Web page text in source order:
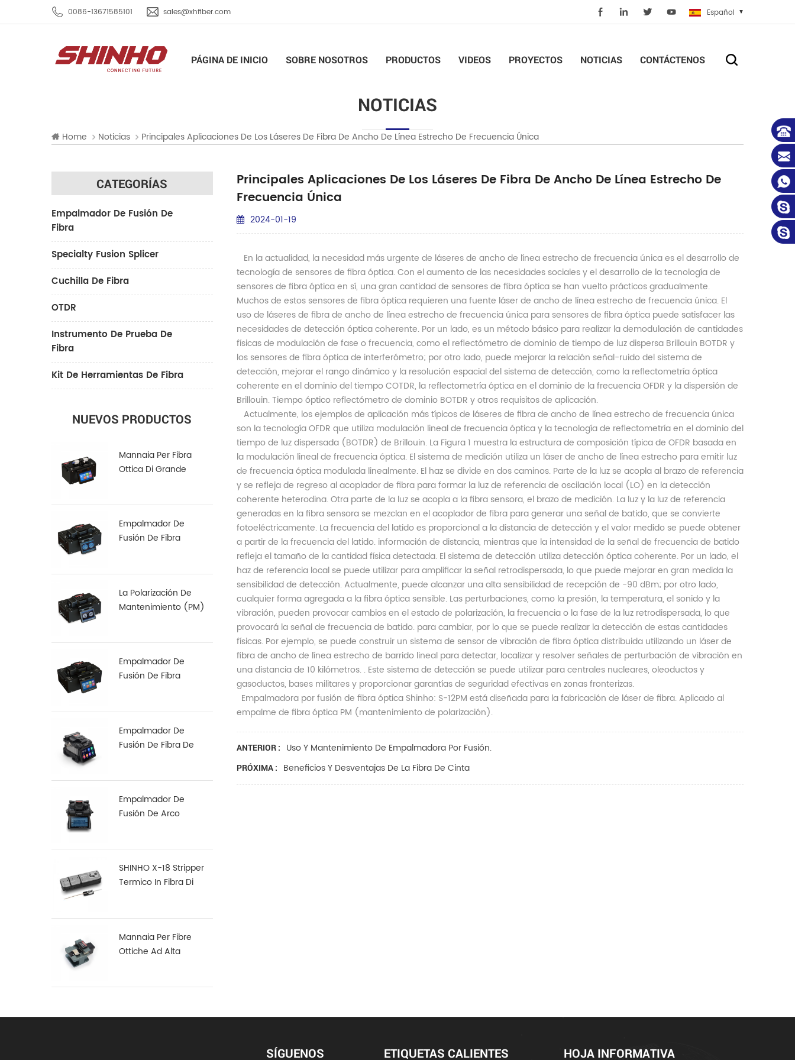
0086-13671585101 sales@xhfiber.com Español
PÁGINA DE INICIO SOBRE NOSOTROS PRODUCTOS VIDEOS PROYECTOS NOTICIAS CONTÁCTENOS
NOTICIAS
Home Noticias Principales Aplicaciones De Los Láseres De Fibra De Ancho De Línea Estrecho De Frecuencia Única
CATEGORÍAS
Empalmador De Fusión De
Fibra
Specialty Fusion Splicer
Cuchilla De Fibra
OTDR
Instrumento De Prueba De
Fibra
Kit De Herramientas De Fibra
NUEVOS PRODUCTOS
Mannaia Per Fibra
Ottica Di Grande
Empalmador De
Fusión De Fibra
La Polarización De
Mantenimiento (PM)
Empalmador De
Fusión De Fibra
Empalmador De
Fusión De Fibra De
Empalmador De
Fusión De Arco
SHINHO X-18 Stripper
Termico In Fibra Di
Mannaia Per Fibre
Ottiche Ad Alta
Principales Aplicaciones De Los Láseres De Fibra De Ancho De Línea Estrecho De
Frecuencia Única
2024-01-19
En la actualidad, la necesidad más urgente de láseres de ancho de línea estrecho de frecuencia única es el desarrollo de
tecnología de sensores de fibra óptica. Con el aumento de las necesidades sociales y el desarrollo de la tecnología de
sensores de fibra óptica en sí, una gran cantidad de sensores de fibra óptica se han vuelto prácticos gradualmente.
Muchos de estos sensores de fibra óptica requieren una fuente láser de ancho de línea estrecho de frecuencia única. El
uso de láseres de fibra de ancho de línea estrecho de frecuencia única para sensores de fibra óptica puede satisfacer las
necesidades de detección óptica coherente. Por un lado, es un método básico para realizar la demodulación de cantidades
físicas de modulación de fase o frecuencia, como el reflectómetro de dominio de tiempo de luz dispersa Brillouin BOTDR y
los sensores de fibra óptica de interferómetro; por otro lado, puede mejorar la relación señal-ruido del sistema de
detección, mejorar el rango dinámico y la resolución espacial del sistema de detección, como la reflectometría óptica
coherente en el dominio del tiempo COTDR, la reflectometría óptica en el dominio de la frecuencia OFDR y la dispersión de
Brillouin. Tiempo óptico reflectómetro de dominio BOTDR y otros requisitos de aplicación.
Actualmente, los ejemplos de aplicación más típicos de láseres de fibra de ancho de línea estrecho de frecuencia única
son la tecnología OFDR que utiliza modulación lineal de frecuencia óptica y la tecnología de reflectometría en el dominio del
tiempo de luz dispersada (BOTDR) de Brillouin. La Figura 1 muestra la estructura de composición típica de OFDR basada en
la modulación lineal de frecuencia óptica. El sistema de medición utiliza un láser de ancho de línea estrecho para emitir luz
de frecuencia óptica modulada linealmente. El haz se divide en dos caminos. Parte de la luz se acopla al brazo de referencia
y se refleja de regreso al acoplador de fibra para formar la luz de referencia de oscilación local (LO) en la detección
coherente heterodina. Otra parte de la luz se acopla a la fibra sensora, el brazo de medición. La luz y la luz de referencia
generadas en la fibra sensora se mezclan en el acoplador de fibra para generar una señal de batido, que se convierte
fotoeléctricamente. La frecuencia del latido es proporcional a la distancia de detección y el valor medido se puede obtener
a partir de la frecuencia del latido. información de distancia, mientras que la intensidad de la señal de frecuencia de batido
refleja el tamaño de la cantidad física detectada. El sistema de detección utiliza detección óptica coherente. Por un lado, el
haz de referencia local se puede utilizar para amplificar la señal retrodispersada, lo que puede mejorar en gran medida la
sensibilidad de detección. Actualmente, puede alcanzar una alta sensibilidad de recepción de -90 dBm; por otro lado,
cualquier forma agregada a la fibra óptica sensible. Las perturbaciones, como la presión, la temperatura, el sonido y la
vibración, pueden provocar cambios en el estado de polarización, la frecuencia o la fase de la luz retrodispersada, lo que
provocará la señal de frecuencia de batido. para cambiar, por lo que se puede realizar la detección de estas cantidades
físicas. Por ejemplo, se puede construir un sistema de sensor de vibración de fibra óptica distribuida utilizando un láser de
fibra de ancho de línea estrecho de barrido lineal para detectar, localizar y resolver señales de perturbación de vibración en
una distancia de 10 kilómetros. . Este sistema de detección se puede utilizar para centrales nucleares, oleoductos y
gasoductos, bases militares y proporcionar garantías de seguridad efectivas en zonas fronterizas.
Empalmadora por fusión de fibra óptica Shinho: S-12PM está diseñada para la fabricación de láser de fibra. Aplicado al
empalme de fibra óptica PM (mantenimiento de polarización).
ANTERIOR : Uso Y Mantenimiento De Empalmadora Por Fusión.
PRÓXIMA : Beneficios Y Desventajas De La Fibra De Cinta
SÍGUENOS ETIQUETAS CALIENTES HOJA INFORMATIVA